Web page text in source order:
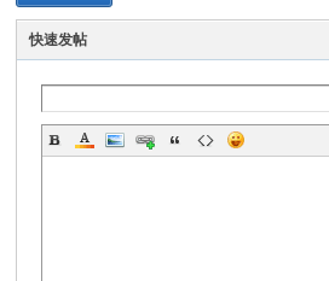
快速发帖